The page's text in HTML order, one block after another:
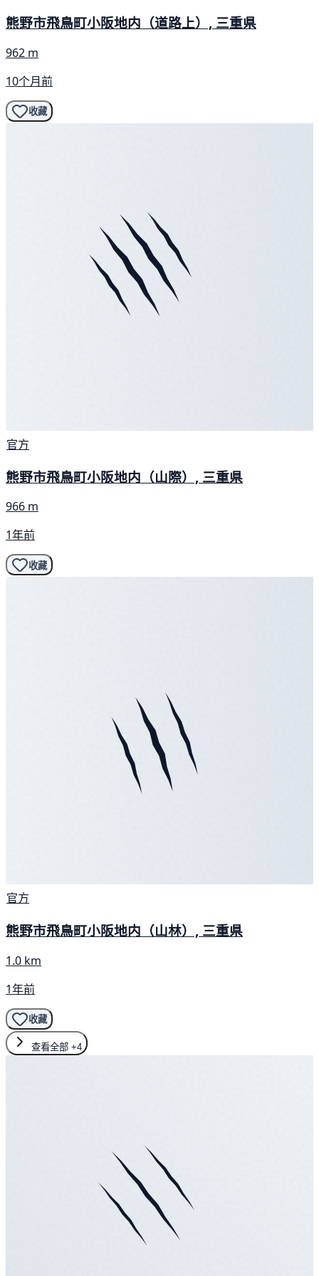
熊野市飛鳥町小阪地内（道路上）, 三重県
962 m
10个月前
收藏
官方
熊野市飛鳥町小阪地内（山際）, 三重県
966 m
1年前
收藏
官方
熊野市飛鳥町小阪地内（山林）, 三重県
1.0 km
1年前
收藏
查看全部 +4